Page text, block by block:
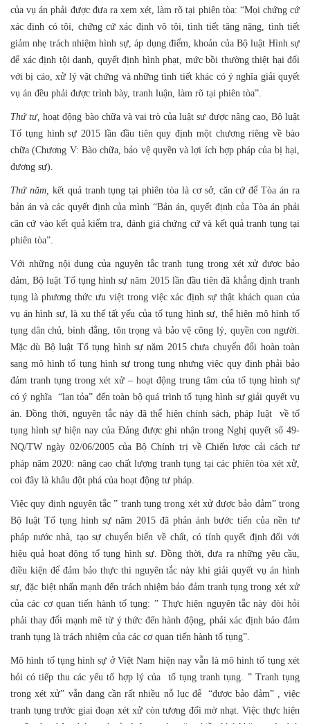
của vụ án phải được đưa ra xem xét, làm rõ tại phiên tòa: “Mọi chứng cứ
xác định có tội, chứng cứ xác định vô tội, tình tiết tăng nặng, tình tiết
giảm nhẹ trách nhiệm hình sự, áp dụng điểm, khoản của Bộ luật Hình sự
để xác định tội danh, quyết định hình phạt, mức bồi thường thiệt hại đối
với bị cáo, xử lý vật chứng và những tình tiết khác có ý nghĩa giải quyết
vụ án đều phải được trình bày, tranh luận, làm rõ tại phiên tòa”.
Thứ tư,hoạt động bào chữa và vai trò của luật sư được nâng cao, Bộ luật
Tố tụng hình sự 2015 lần đầu tiên quy định một chương riêng về bào
chữa (Chương V: Bào chữa, bảo vệ quyền và lợi ích hợp pháp của bị hại,
đương sự).
Thứ năm, kết quả tranh tụng tại phiên tòa là cơ sở, căn cứ để Tòa án ra
bản án và các quyết định của mình “Bản án, quyết định của Tòa án phải
căn cứ vào kết quả kiểm tra, đánh giá chứng cứ và kết quả tranh tụng tại
phiên tòa”.
Với những nội dung của nguyên tắc tranh tụng trong xét xử được bảo
đảm, Bộ luật Tố tụng hình sự năm 2015 lần đầu tiên đã khẳng định tranh
tụng là phương thức ưu việt trong việc xác định sự thật khách quan của
vụ án hình sự, là xu thế tất yếu của tố tụng hình sự, thể hiện mô hình tố
tụng dân chủ, bình đẳng, tôn trọng và bảo vệ công lý, quyền con người.
Mặc dù Bộ luật Tố tụng hình sự năm 2015 chưa chuyển đổi hoàn toàn
sang mô hình tố tụng hình sự trong tụng nhưng việc quy định phải bảo
đảm tranh tụng trong xét xử – hoạt động trung tâm của tố tụng hình sự
có ý nghĩa “lan tỏa” đến toàn bộ quá trình tố tụng hình sự giải quyết vụ
án. Đồng thời, nguyên tắc này đã thể hiện chính sách, pháp luật về tố
tụng hình sự hiện nay của Đảng được ghi nhận trong Nghị quyết số 49-
NQ/TW ngày 02/06/2005 của Bộ Chính trị về Chiến lược cải cách tư
pháp năm 2020: nâng cao chất lượng tranh tụng tại các phiên tòa xét xử,
coi đây là khâu đột phá của hoạt động tư pháp.
Việc quy định nguyên tắc ” tranh tụng trong xét xử được bảo đảm” trong
Bộ luật Tố tụng hình sự năm 2015 đã phản ánh bước tiến của nền tư
pháp nước nhà, tạo sự chuyển biến về chất, có tính quyết định đối với
hiệu quả hoạt động tố tụng hình sự. Đồng thời, đưa ra những yêu cầu,
điều kiện để đảm bảo thực thi nguyên tắc này khi giải quyết vụ án hình
sự, đặc biệt nhấn mạnh đến trách nhiệm bảo đảm tranh tụng trong xét xử
của các cơ quan tiến hành tố tụng: ” Thực hiện nguyên tắc này đòi hỏi
phải thay đổi mạnh mẽ từ ý thức đến hành động, phải xác định bảo đảm
tranh tụng là trách nhiệm của các cơ quan tiến hành tố tụng”.
Mô hình tố tụng hình sự ở Việt Nam hiện nay vẫn là mô hình tố tụng xét
hỏi có tiếp thu các yếu tố hợp lý của tố tụng tranh tụng. ” Tranh tụng
trong xét xử” vẫn đang cần rất nhiều nỗ lục để “được bảo đảm” , việc
tranh tụng trước giai đoạn xét xử còn tương đối mờ nhạt. Việc thực hiện